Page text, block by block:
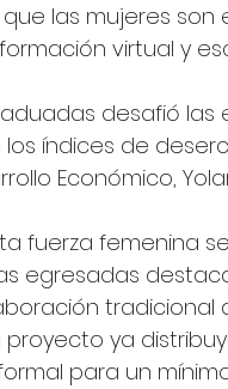
las mujeres
virtual y
desafió
índices de
Económico,
fuerza femenina
egresadas
proyecto ya
para un